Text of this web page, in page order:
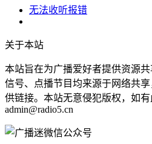
无法收听报错
关于本站
本站旨在为广播爱好者提供资源
信号、点播节目均来源于网络共
供链接。本站无意侵犯版权，如有
admin@radio5.cn